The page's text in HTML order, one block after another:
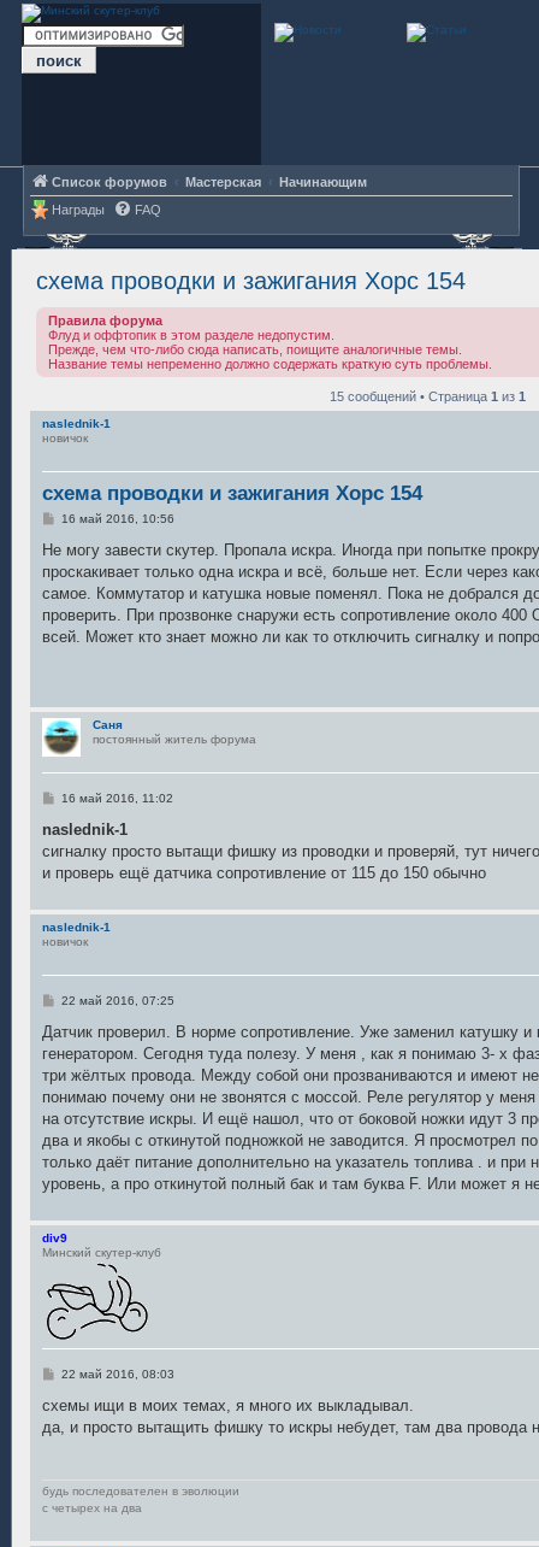
Список форумов Мастерская
Начинающим
Награды
FAQ
схема проводки и зажигания Хорс 154
Правила форума
Флуд и оффтопик в этом разделе недопустим.
Прежде, чем что-либо сюда написать, поищите аналогичные темы.
Название темы непременно должно содержать краткую суть проблемы.
15 сообщений • Страница 1 из 1
naslednik-1
новичок
схема проводки и зажигания Хорс 154
С
о
щ
е
и
е
16 май 2016, 10:56
Не могу завести скутер. Пропала искра. Иногда при попытке
проскакивает только одна искра и всё, больше нет. Если через
самое. Коммутатор и катушка новые поменял. Пока не добрался
проверить. При прозвонке снаружи есть сопротивление около
всей. Может кто знает можно ли как то отключить сигналку и
Саня
постоянный житель форума
С
о
щ
е
е
16 май 2016, 11:02
naslednik-1
сигналку просто вытащи фишку из проводки и проверяй, тут
и проверь ещё датчика сопротивление от 115 до 150 обычно
naslednik-1
новичок
С
о
щ
е
и
е
22 май 2016, 07:25
Датчик проверил. В норме сопротивление. Уже заменил катушку
генератором. Сегодня туда полезу. У меня , как я понимаю 3- х
три жёлтых провода. Между собой они прозваниваются и имеют
понимаю почему они не звонятся с моссой. Реле регулятор у
на отсутствие искры. И ещё нашол, что от боковой ножки идут 3
два и якобы с откинутой подножкой не заводится. Я просмотрел
только даёт питание дополнительно на указатель топлива . и
уровень, а про откинутой полный бак и там буква F. Или может я
div9
Минский скутер-клуб
С
о
щ
е
22 май 2016, 08:03
схемы ищи в моих темах, я много их выкладывал.
да, и просто вытащить фишку то искры небудет, там два провода
будь последователен в эволюции
с четырех на два